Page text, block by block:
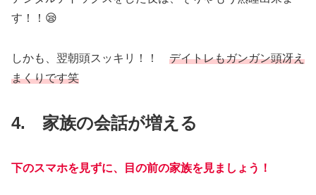
す！！😪
しかも、翌朝頭スッキリ！！ デイトレもガンガン頭冴え
まくりです笑
4. 家族の会話が増える
下のスマホを見ずに、目の前の家族を見ましょう！